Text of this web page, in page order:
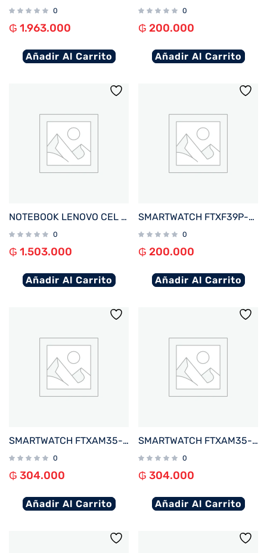
0
₲ 1.963.000
Añadir Al Carrito
0
₲ 200.000
Añadir Al Carrito
NOTEBOOK LENOVO CEL IDEAPAD 1 82LV0075US 1.1%2F4%2F128EMMC%2FW11S%2F14%22 HD%2FGRIS
0
₲ 1.503.000
Añadir Al Carrito
SMARTWATCH FTXF39P-RGOR 42MM ROSE GOLD%2FNARANJA ANDROID%2FIOS%2FBT%2FFREC. CARD%2FNOTIFICACIONES
0
₲ 200.000
Añadir Al Carrito
SMARTWATCH FTXAM35-RG 42MM ROSE GOLD%2FROSA ANDROID%2FIOS%2FBT%2FFREC. CARD%2FNOTIFICACIONES
0
₲ 304.000
Añadir Al Carrito
SMARTWATCH FTXAM35-GG 42MM GOLD%2FGRIS ANDROID%2FIOS%2FBT%2FFREC. CARD%2FNOTIFICACIONES
0
₲ 304.000
Añadir Al Carrito